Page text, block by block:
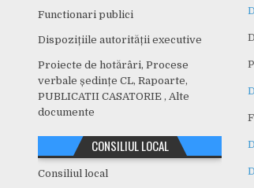
Functionari publici
Dispozițiile autorității executive
Proiecte de hotărâri, Procese
verbale ședințe CL, Rapoarte,
PUBLICATII CASATORIE , Alte
documente
CONSILIUL LOCAL
Consiliul local